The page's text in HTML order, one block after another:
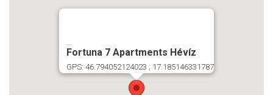
...
Fortuna 7 Apartments Hévíz
GPS: 46.794052124023 ; 17.185146331787